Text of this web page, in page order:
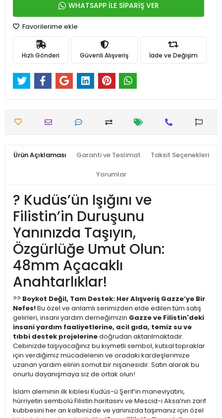
WHATSAPP İLE SİPARİŞ VER
Favorilerime ekle
Hızlı Gönderi Güvenli Alışveriş İade ve Değişim
Ürün Açıklaması Garanti ve Teslimat Taksit Seçenekleri
Yorumlar
? Kudüs’ün Işığını ve
Filistin’in Duruşunu
Yanınızda Taşıyın,
Özgürlüğe Umut Olun:
48mm Açacaklı
Anahtarlıklar!
?? Boykot Değil, Tam Destek: Her Alışveriş Gazze’ye Bir
Nefes!Bu özel ve anlamlı serimizden elde edilen tüm satış
gelirleri, insani yardım derneğimizin Gazze ve Filistin'deki
insani yardım faaliyetlerine, acil gıda, temiz su ve
tıbbi destek projelerinedoğrudan aktarılmaktadır.
Cebinizde taşıyacağınız bu kıymetli sembol, kutsal topraklar
için verdiğimiz mücadelenin ve oradaki kardeşlerimize
uzanan yardım elinin somut bir nişanesidir. Satın alarak bu
onurlu dayanışmaya siz de ortak olun!
İslam aleminin ilk kıblesi Kudüs-ü Şerif’in maneviyatını,
hürriyetin sembolü Filistin haritasını ve Mescid-i Aksa’nın zarif
kubbesini her an kalbinizde ve yanınızda taşımanız için özel